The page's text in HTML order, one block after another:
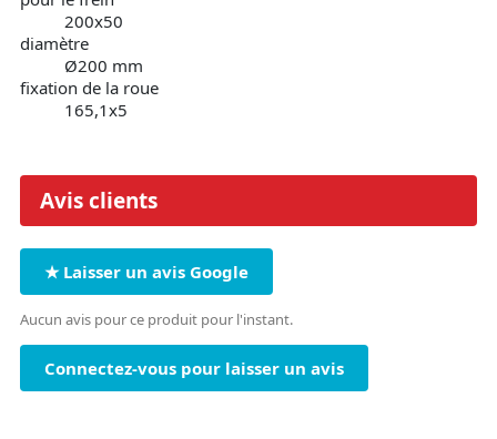
200x50
diamètre
Ø200 mm
fixation de la roue
165,1x5
Avis clients
★ Laisser un avis Google
Aucun avis pour ce produit pour l'instant.
Connectez-vous pour laisser un avis